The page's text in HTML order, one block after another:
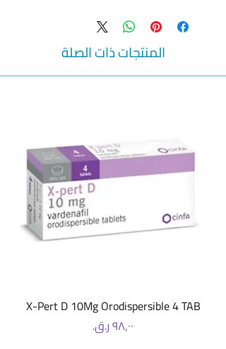
X-Pert D 10Mg Orodispersible 4 TAB
السعر